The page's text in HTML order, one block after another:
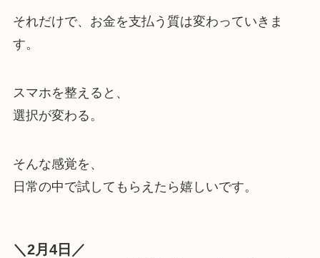
それだけで、お金を支払う質は変わっていきま
す。
スマホを整えると、
選択が変わる。
そんな感覚を、
日常の中で試してもらえたら嬉しいです。
＼2月4日／